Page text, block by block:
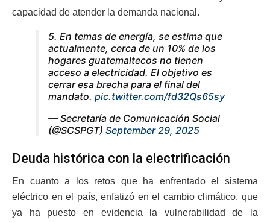
capacidad de atender la demanda nacional.
5. En temas de energía, se estima que
actualmente, cerca de un 10% de los
hogares guatemaltecos no tienen
acceso a electricidad. El objetivo es
cerrar esa brecha para el final del
mandato. pic.twitter.com/fd32Qs65sy
— Secretaría de Comunicación Social
(@SCSPGT) September 29, 2025
Deuda histórica con la electrificación
En cuanto a los retos que ha enfrentado el sistema
eléctrico en el país, enfatizó en el cambio climático, que
ya ha puesto en evidencia la vulnerabilidad de la